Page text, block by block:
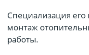
Специализация
монтаж
работы.